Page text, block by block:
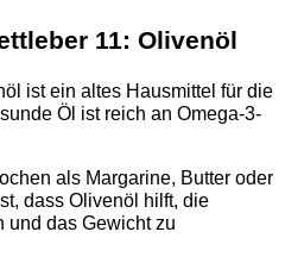
11: Olivenöl
ist ein altes Hausmittel für die
Öl ist reich an Omega-3-
als Margarine, Butter oder
dass Olivenöl hilft, die
und das Gewicht zu